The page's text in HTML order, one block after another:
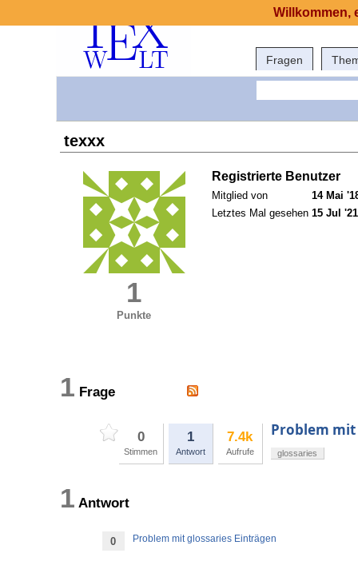
Fragen
texxx
1
Punkte
Registrierte Benutzer
Mitglied von
14 Mai
Letztes Mal gesehen 15 Jul
1 Frage
0
Stimmen
1
Antwort
7.4k
Aufrufe
Problem mit
glossaries
1 Antwort
0 Problem mit glossaries Einträgen
Willkommen,